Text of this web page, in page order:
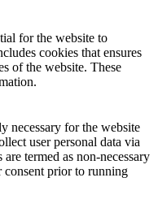
for the website to
cookies that ensures
of the website. These
necessary for the website
user personal data via
termed as non-necessary
consent prior to running